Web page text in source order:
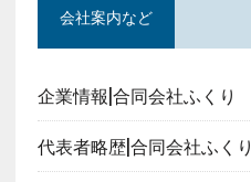
会社案内など
企業情報|合同会社ふくり
代表者略歴|合同会社ふくり